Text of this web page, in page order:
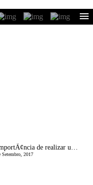
A ImportÃ¢ncia de realizar um programa de PreparaÃ§Ã£o do Nascimento! | EspaÃ§o SaÃºde da Mulher
Setembro, 2017